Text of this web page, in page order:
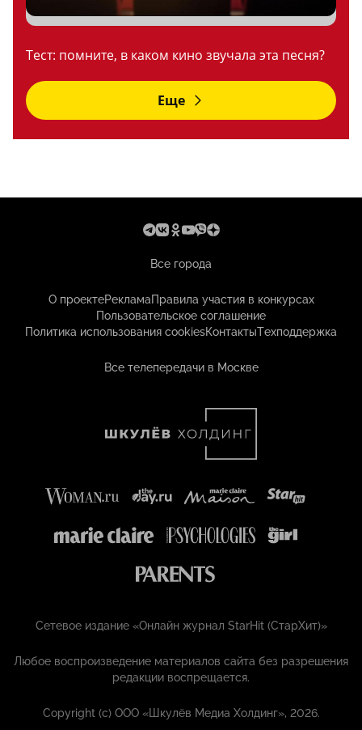
Тест: помните, в каком кино звучала эта песня?
Еще
Все города
О проектеРекламаПравила участия в конкурсах
Пользовательское соглашение
Политика использования cookiesКонтактыТехподдержка
Все телепередачи в Москве
Сетевое издание «Онлайн журнал StarHit (СтарХит)»
Любое воспроизведение материалов сайта без разрешения
редакции воспрещается.
Copyright (с) ООО «Шкулёв Медиа Холдинг», 2026.